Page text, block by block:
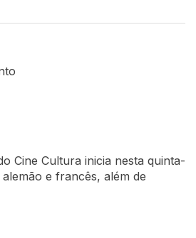
Cine Cultura inicia nesta quinta-
e francês, além de